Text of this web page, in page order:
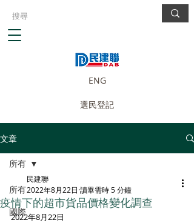
ENG
選民登記
文章
所有
國際
所有
疫情下的超市貨品價格變化調查
民建聯
2022年8月22日 讀畢需時 5 分鐘
2022年8月22日